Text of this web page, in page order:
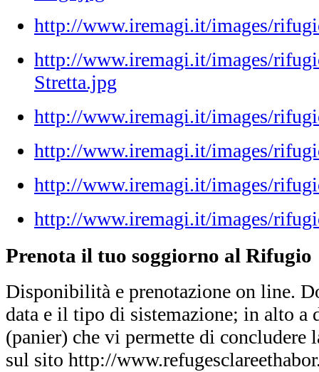
http://www.iremagi.it/images/
http://www.iremagi.it/images/
Stretta.jpg
http://www.iremagi.it/images/
http://www.iremagi.it/images/
http://www.iremagi.it/images/
http://www.iremagi.it/images/
Prenota il tuo soggiorno al
Disponibilità e prenotazione on line.
data e il tipo di sistemazione; in alto a
(panier) che vi permette di concludere
sul sito http://